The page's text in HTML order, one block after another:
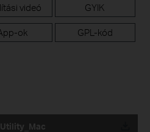
videó GYIK
ok GPL-kód